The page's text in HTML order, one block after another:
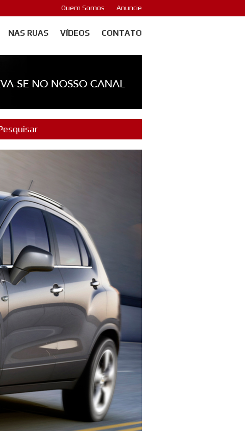
Quem Somos Anuncie
NAS RUAS VÍDEOS CONTATO